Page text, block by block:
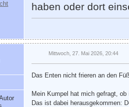
haben oder dort
Mittwoch, 27. Mai 2026, 20:44
Das Enten nicht frieren an den
Mein Kumpel hat mich gefragt,
Das ist dabei herausgekommen: